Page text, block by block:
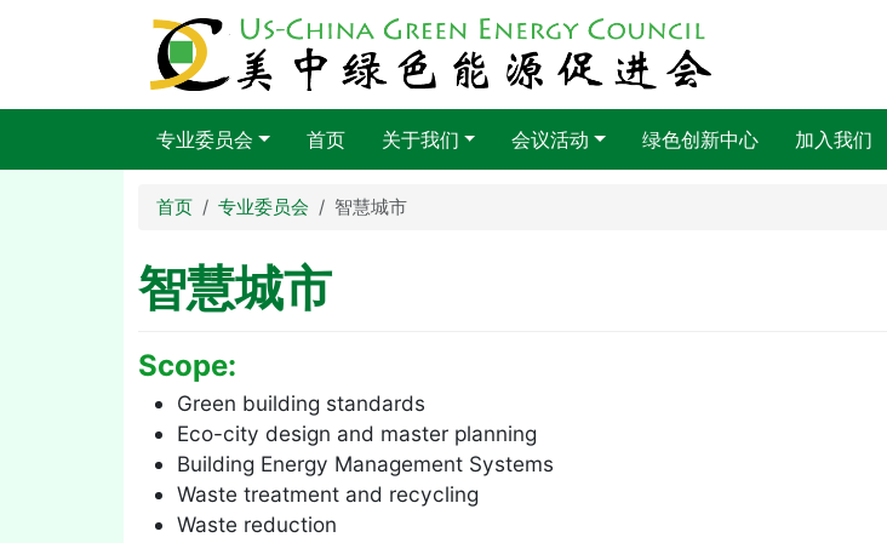
主导航
专业委员会 首页 关于我们 会议活动 绿色创新中心 加入我们
首页 专业委员会 智慧城市
智慧城市
Scope:
Green building standards
Eco-city design and master planning
Building Energy Management Systems
Waste treatment and recycling
Waste reduction